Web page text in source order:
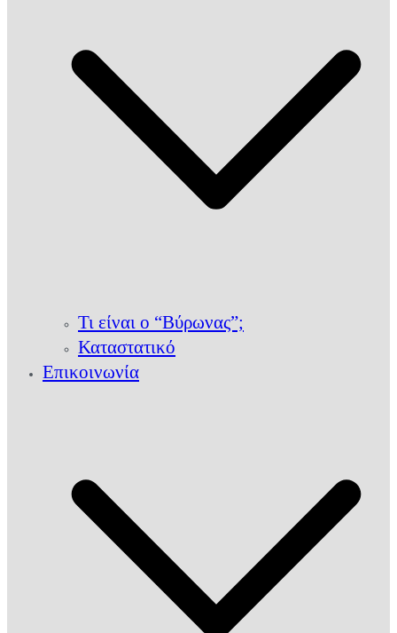
Τι είναι ο “Βύρωνας”;
Καταστατικό
Επικοινωνία